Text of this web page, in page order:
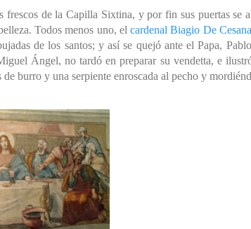
de la Capilla Sixtina, y por fin sus puertas se
Todos menos uno, elcardenal Biagio De Cesana
de los santos; y así se quejó ante el Papa,
Ángel, no tardó en preparar su vendetta, e
burro y una serpiente enroscada al pecho y